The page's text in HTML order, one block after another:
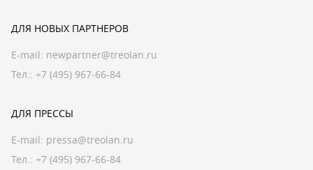
ДЛЯ НОВЫХ ПАРТНЕРОВ
E-mail: newpartner@treolan.ru
Тел.: +7 (495) 967-66-84
ДЛЯ ПРЕССЫ
E-mail: pressa@treolan.ru
Тел.: +7 (495) 967-66-84